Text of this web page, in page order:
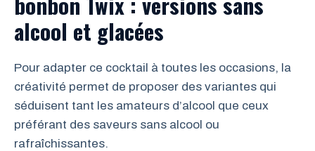
alcool et glacées
Pour adapter ce cocktail à toutes les occasions, la
créativité permet de proposer des variantes qui
séduisent tant les amateurs d’alcool que ceux
préférant des saveurs sans alcool ou
rafraîchissantes.